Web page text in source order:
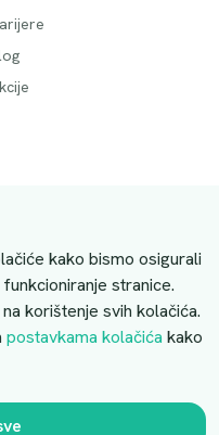
kako bismo osigurali
stranice.
korištenje svih kolačića.
postavkama kolačića kako